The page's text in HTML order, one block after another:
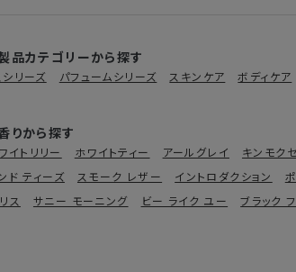
品カテゴリーから探す
リーズ パフュームシリーズ スキンケア ボディケア
りから探す
イトリリー ホワイトティー アールグレイ キンモク
ド ティーズ
スモーク レザー イントロダクション
ス
サニー モーニング ビー ライク ユー ブラック